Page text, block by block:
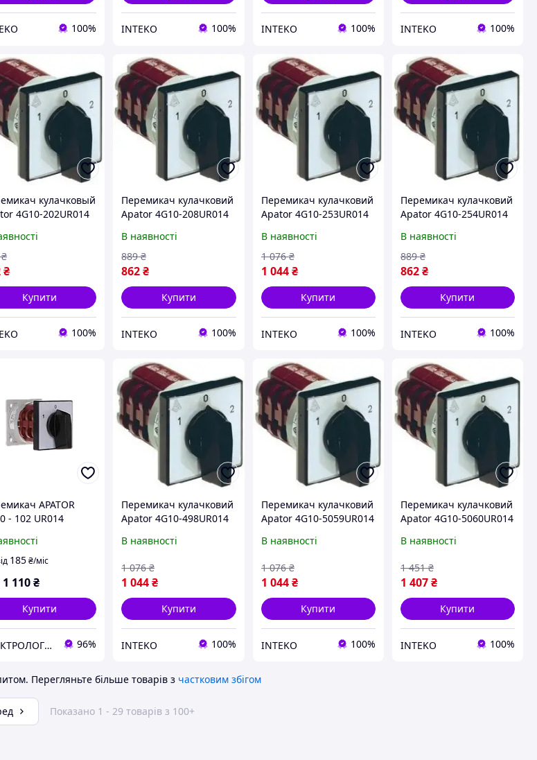
100% INTEKO 100% INTEKO 100% INTEKO 100%
кулачковый
4G10-202UR014
₴
₴
Купити
100%
Перемикач кулачковий
Apator 4G10-208UR014
В наявності
862₴
889 ₴
Купити
INTEKO 100%
Перемикач кулачковий
Apator 4G10-253UR014
В наявності
1 044 ₴
1 076 ₴
Купити
INTEKO 100%
Перемикач кулачковий
Apator 4G10-254UR014
В наявності
862₴
889 ₴
Купити
INTEKO 100%
APATOR
- 102 UR014
185₴/міс
1 110₴
Купити
ЕЛЕКТРОЛОГІСТИК 96%
Перемикач кулачковий
Apator 4G10-498UR014
В наявності
1 044₴
1 076 ₴
Купити
INTEKO 100%
Перемикач кулачковий
Apator 4G10-5059UR014
В наявності
1 044 ₴
1 076 ₴
Купити
INTEKO 100%
Перемикач кулачковий
Apator 4G10-5060UR014
В наявності
1 407₴
1 451 ₴
Купити
INTEKO 100%
Перегляньте більше товарів з частковим збігом
Показано 1 - 29 товарів з 100+